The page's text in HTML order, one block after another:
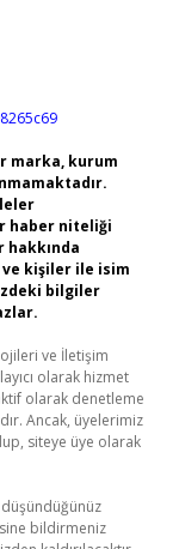
marka, kurum
haber niteliği
hakkında
ve kişiler ile isim
bilgiler
ve İletişim
olarak hizmet
olarak denetleme
Ancak, üyelerimiz
siteye üye olarak
bildirmeniz